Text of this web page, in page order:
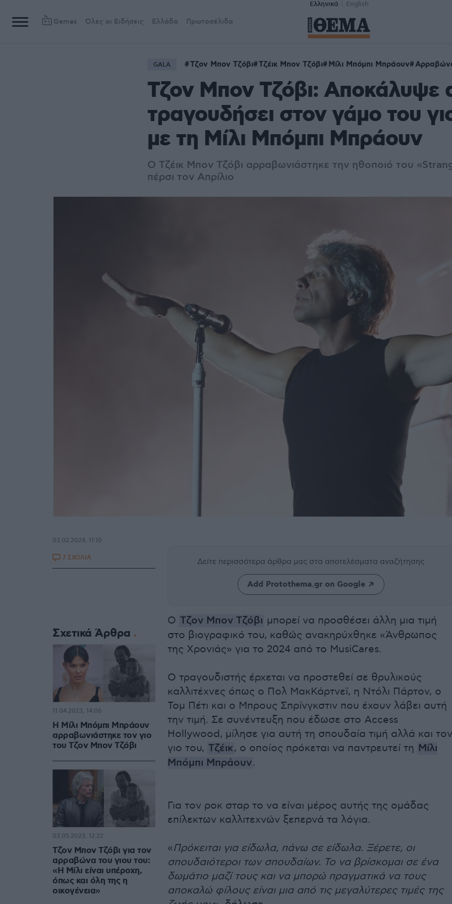
Ελληνικά English
Games Όλες οι Ειδήσεις Ελλάδα Πρωτοσέλιδα
GALA Τζον Μπον Τζόβι Τζέικ Μπον Τζόβι Μίλι Μπόμπι Μπράουν
Τζον Μπον Τζόβι: Αποκάλυψε
τραγουδήσει στον γάμο του
με τη Μίλι Μπόμπι Μπράουν
Ο Τζέικ Μπον Τζόβι αρραβωνιάστηκε την ηθοποιό του
πέρσι τον Απρίλιο
Δείτε περισσότερα άρθρα μας στα αποτελέσματα αναζήτησης
Add Protothema.gr on Google
Ο Τζον Μπον Τζόβι μπορεί να προσθέσει άλλη μια τιμή
στο βιογραφικό του, καθώς ανακηρύχθηκε «Άνθρωπος
της Χρονιάς» για το 2024 από το MusiCares.
Ο τραγουδιστής έρχεται να προστεθεί σε θρυλικούς
καλλιτέχνες όπως ο Πολ ΜακΚάρτνεϊ, η Ντόλι Πάρτον, ο
Τομ Πέτι και ο Μπρους Σπρίνγκστιν που έχουν λάβει αυτή
την τιμή. Σε συνέντευξη που έδωσε στο Access
Hollywood, μίλησε για αυτή τη σπουδαία τιμή αλλά και τον
γιο του, Τζέικ, ο οποίος πρόκεται να παντρευτεί τη Μίλι
Μπόμπι Μπράουν.
Για τον ροκ σταρ το να είναι μέρος αυτής της ομάδας
επίλεκτων καλλιτεχνών ξεπερνά τα λόγια.
«Πρόκειται για είδωλα, πάνω σε είδωλα. Ξέρετε, οι
σπουδαιότεροι των σπουδαίων. Το να βρίσκομαι σε ένα
δωμάτιο μαζί τους και να μπορώ πραγματικά να τους
αποκαλώ φίλους είναι μια από τις μεγαλύτερες τιμές της
03.02.2024, 11:10
7 ΣΧΟΛΙΑ
Σχετικά Άρθρα
Η Μίλι Μπόμπι Μπράουν
αρραβωνιάστηκε τον γιο
του Τζον Μπον Τζόβι
11.04.2023, 14:06
Τζον Μπον Τζόβι για τον
αρραβώνα του γιου του:
«Η Μίλι είναι υπέροχη,
όπως και όλη της η
οικογένεια»
03.05.2023, 12:22